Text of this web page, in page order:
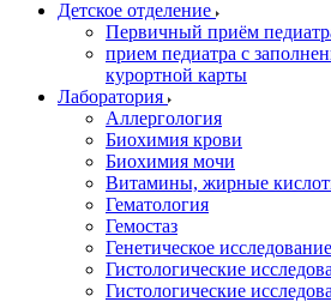
Детское отделение
Первичный приём
прием педиатра с
курортной карты
Лаборатория
Аллергология
Биохимия крови
Биохимия мочи
Витамины, жирные
Гематология
Гемостаз
Генетическое исследование
Гистологические
Гистологические